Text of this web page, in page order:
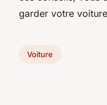
garder votre
Voiture